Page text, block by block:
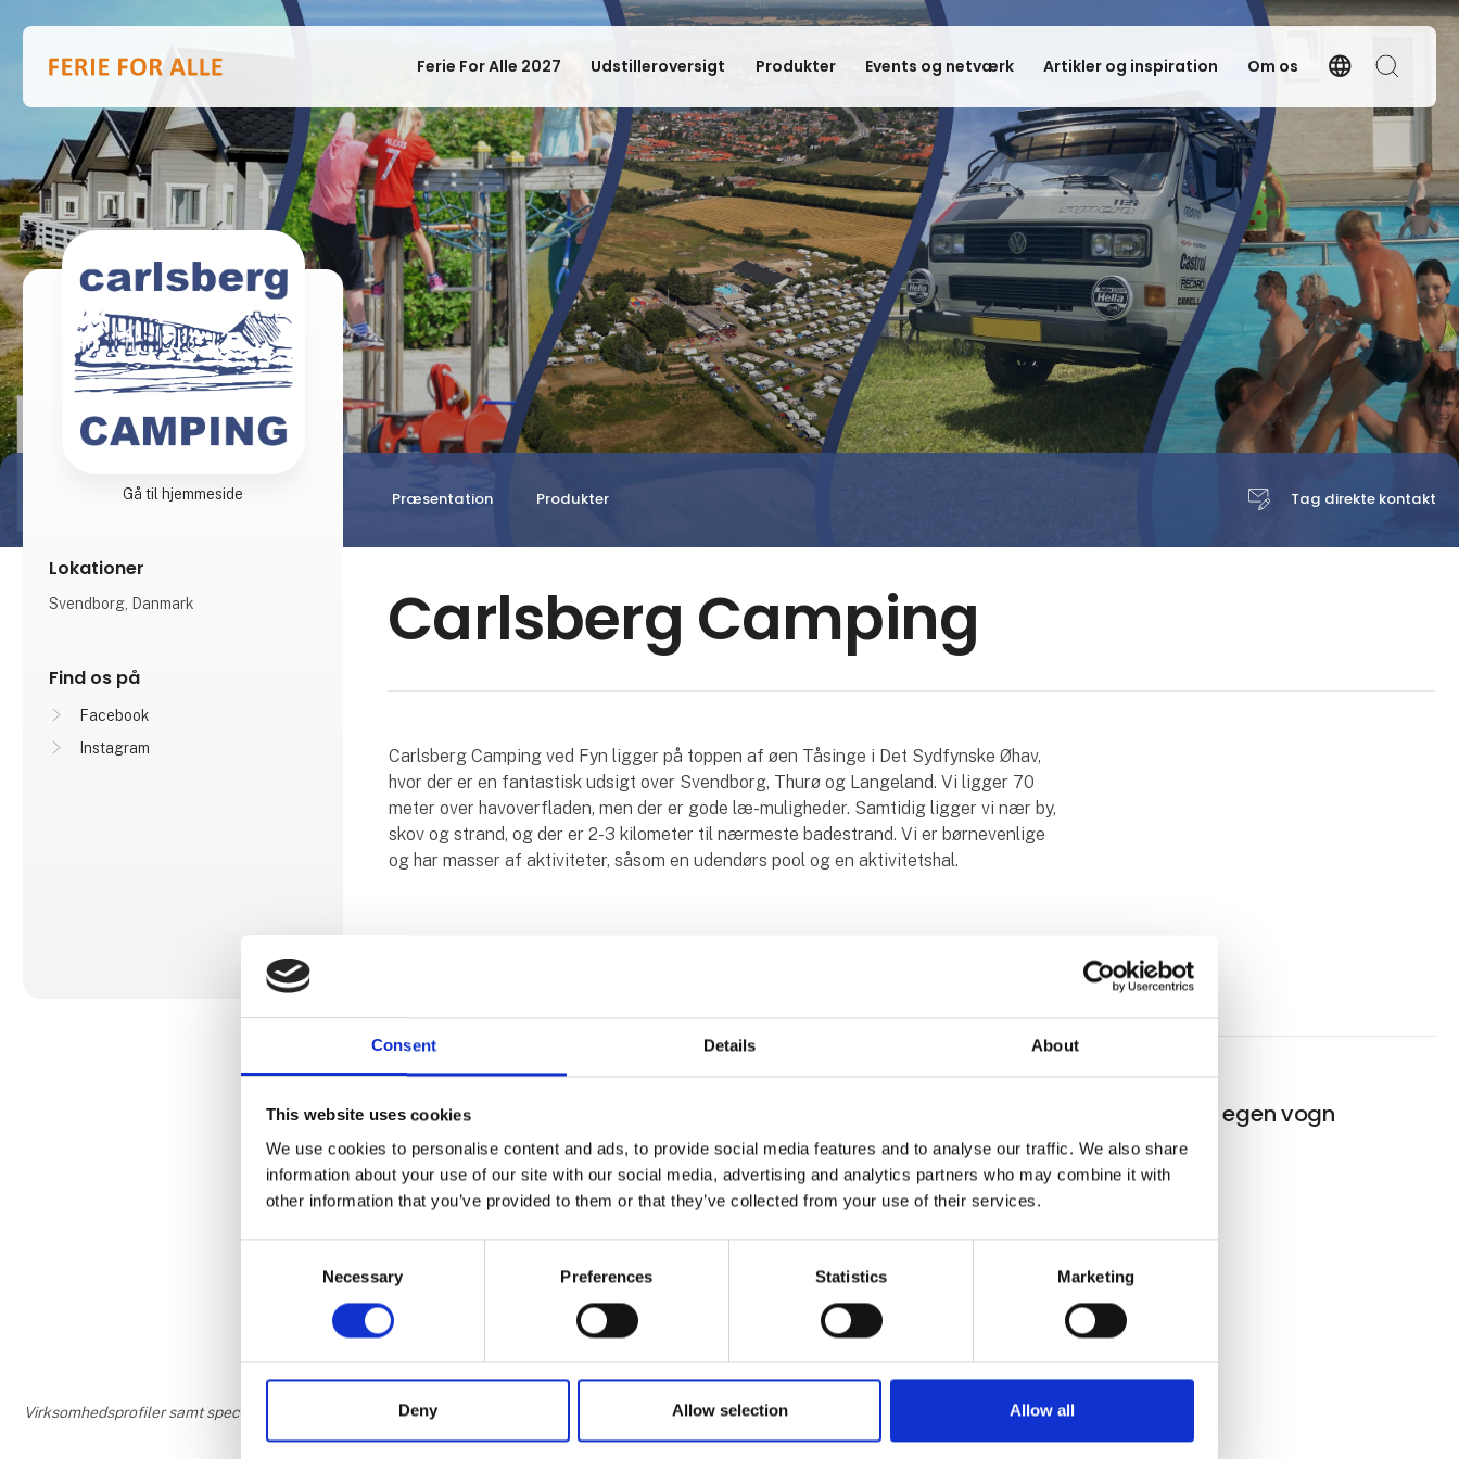
Consent Details About
This website uses cookies
We use cookies to personalise content and ads, to provide social media features and to analyse our traffic. We also share
information about your use of our site with our social media, advertising and analytics partners who may combine it with
other information that you’ve provided to them or that they’ve collected from your use of their services.
Necessary Preferences Statistics Marketing
Deny Allow selection Allow all
Ferie For Alle 2027 Udstilleroversigt Produkter Events og netværk Artikler og inspiration Om os languageLanguage
Søg
Præsentation Produkter Tag direkte kontakt
Gå til hjemmeside
Lokationer
Svendborg, Danmark
Find os på
Facebook
Instagram
Carlsberg Camping
Carlsberg Camping ved Fyn ligger på toppen af øen Tåsinge i Det Sydfynske Øhav,
hvor der er en fantastisk udsigt over Svendborg, Thurø og Langeland. Vi ligger 70
meter over havoverfladen, men der er gode læ-muligheder. Samtidig ligger vi nær by,
skov og strand, og der er 2-3 kilometer til nærmeste badestrand. Vi er børnevenlige
og har masser af aktiviteter, såsom en udendørs pool og en aktivitetshal.
Påsketilbud i hytte med
toilet og bad
vogn
Pinseferie i egen vogn
En uge i Juli i egen vogn
Virksomhedsprofiler samt speciale- og interesseområder er udfyldt og tilføjet af leverandørerne og er ikke baseret på viden eller vurdering fra Ferie for Alle.